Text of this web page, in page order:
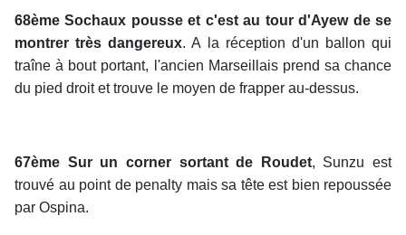
68ème Sochaux pousse et c'est au tour d'Ayew de se
montrer très dangereux. A la réception d'un ballon qui
traîne à bout portant, l'ancien Marseillais prend sa chance
du pied droit et trouve le moyen de frapper au-dessus.
67ème Sur un corner sortant de Roudet, Sunzu est
trouvé au point de penalty mais sa tête est bien repoussée
par Ospina.